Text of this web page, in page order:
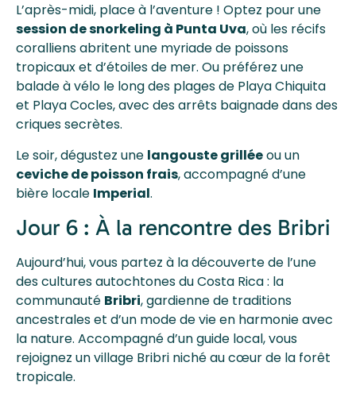
L’après-midi, place à l’aventure ! Optez pour une
session de snorkeling à Punta Uva, où les récifs
coralliens abritent une myriade de poissons
tropicaux et d’étoiles de mer. Ou préférez une
balade à vélo le long des plages de Playa Chiquita
et Playa Cocles, avec des arrêts baignade dans des
criques secrètes.
Le soir, dégustez une langouste grilléeou un
ceviche de poisson frais, accompagné d’une
bière locale Imperial.
Jour 6 : À la rencontre des Bribri
Aujourd’hui, vous partez à la découverte de l’une
des cultures autochtones du Costa Rica : la
communauté Bribri, gardienne de traditions
ancestrales et d’un mode de vie en harmonie avec
la nature. Accompagné d’un guide local, vous
rejoignez un village Bribri niché au cœur de la forêt
tropicale.